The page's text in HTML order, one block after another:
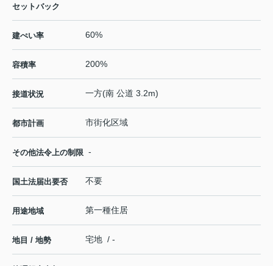
セットバック
建ぺい率 60%
容積率 200%
接道状況 一方(南 公道 3.2m)
都市計画 市街化区域
その他法令上の制限 -
国土法届出要否 不要
用途地域 第一種住居
地目 / 地勢 宅地 / -